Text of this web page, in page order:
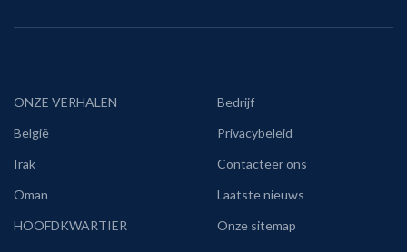
ONZE VERHALEN
België
Irak
Oman
HOOFDKWARTIER
Bedrijf
Privacybeleid
Contacteer ons
Laatste nieuws
Onze sitemap